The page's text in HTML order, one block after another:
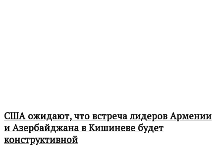
США ожидают, что встреча лидеров Армении
и Азербайджана в Кишиневе будет
конструктивной